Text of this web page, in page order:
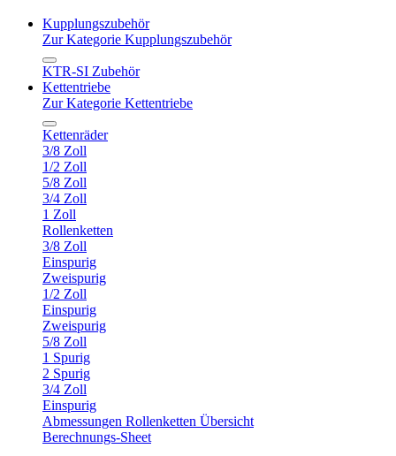
Kupplungszubehör
Zur Kategorie Kupplungszubehör
KTR-SI Zubehör
Kettentriebe
Zur Kategorie Kettentriebe
Kettenräder
3/8 Zoll
1/2 Zoll
5/8 Zoll
3/4 Zoll
1 Zoll
Rollenketten
3/8 Zoll
Einspurig
Zweispurig
1/2 Zoll
Einspurig
Zweispurig
5/8 Zoll
1 Spurig
2 Spurig
3/4 Zoll
Einspurig
Abmessungen Rollenketten Übersicht
Berechnungs-Sheet